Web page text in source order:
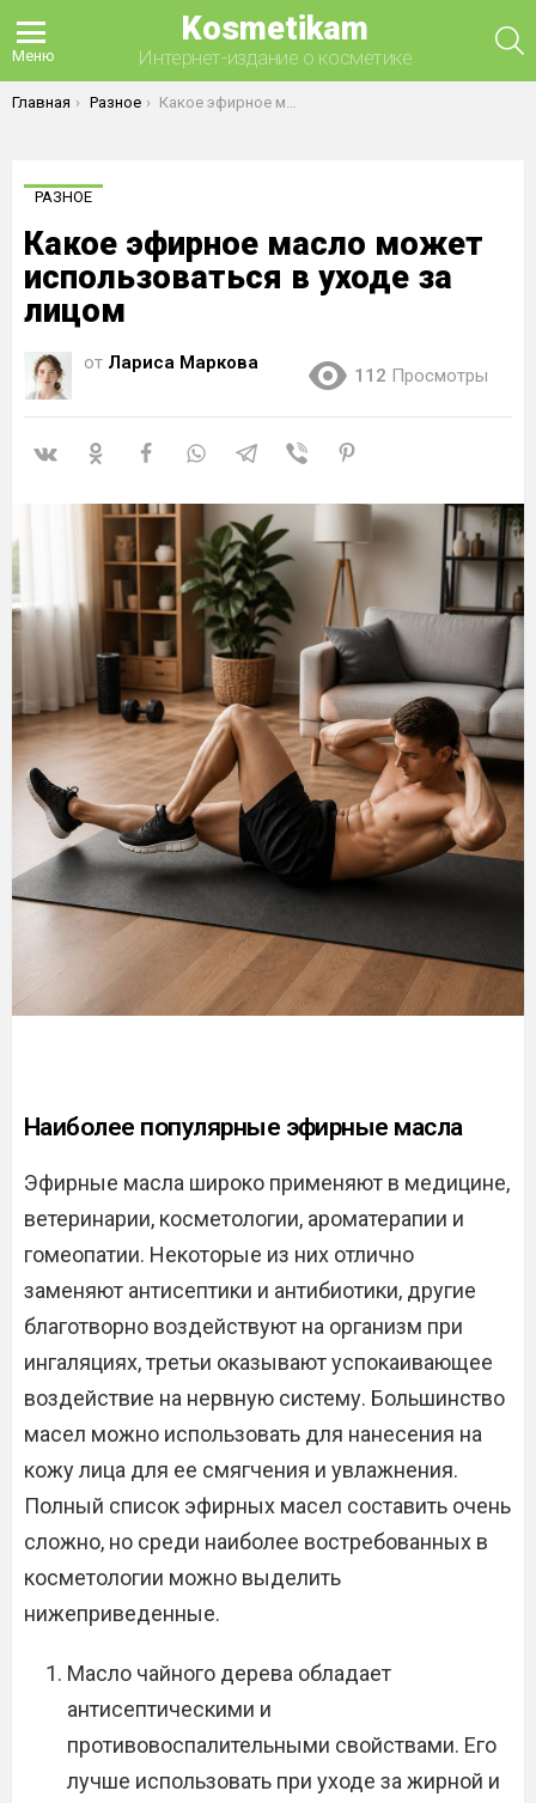
Меню
Kosmetikam
Интернет-издание о косметике
Вы здесь:
Главная Разное Какое эфирное масло может использоваться в уходе за лицом
РАЗНОЕ
Какое эфирное масло может
использоваться в уходе за
лицом
от Лариса Маркова
112 Просмотры
Наиболее популярные эфирные масла
Эфирные масла широко применяют в медицине,
ветеринарии, косметологии, ароматерапии и
гомеопатии. Некоторые из них отлично
заменяют антисептики и антибиотики, другие
благотворно воздействуют на организм при
ингаляциях, третьи оказывают успокаивающее
воздействие на нервную систему. Большинство
масел можно использовать для нанесения на
кожу лица для ее смягчения и увлажнения.
Полный список эфирных масел составить очень
сложно, но среди наиболее востребованных в
косметологии можно выделить
нижеприведенные.
Масло чайного дерева обладает
антисептическими и
противовоспалительными свойствами. Его
лучше использовать при уходе за жирной и